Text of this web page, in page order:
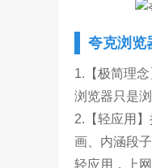
夸克浏览
1.【极简理
浏览器只是
2.【轻应用
画、内涵段
轻应用，上